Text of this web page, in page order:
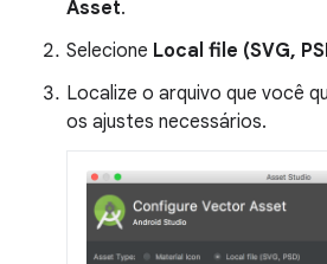
Asset.
Selecione Local file (SVG,
Localize o arquivo que você
os ajustes necessários.